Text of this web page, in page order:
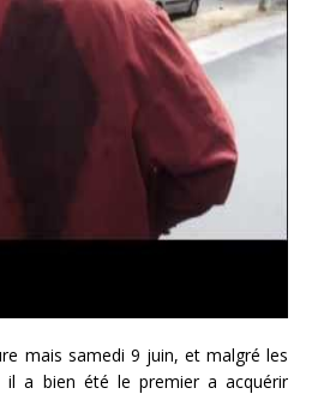
mais samedi 9 juin, et malgré les
il a bien été le premier a acquérir